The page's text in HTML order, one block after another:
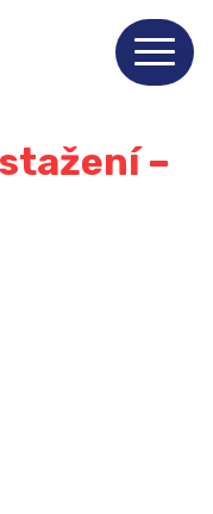
–